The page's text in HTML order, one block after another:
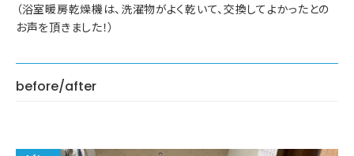
（浴室暖房乾燥機は、洗濯物がよく乾いて、交換してよかったとの
お声を頂きました！）
before/after